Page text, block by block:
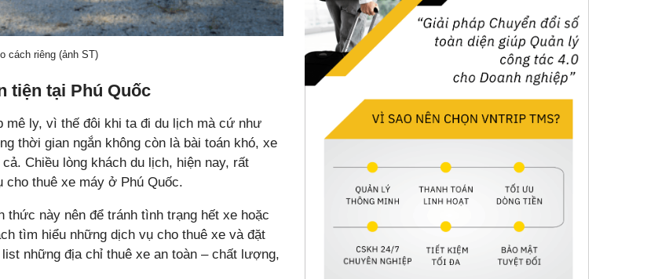
cách riêng (ảnh ST)
tiện tại Phú Quốc
mê ly, vì thế đôi khi ta đi du lịch mà cứ như
thời gian ngắn không còn là bài toán khó, xe
Chiều lòng khách du lịch, hiện nay, rất
cho thuê xe máy ở Phú Quốc.
này nên để tránh tình trạng hết xe hoặc
tìm hiểu những dịch vụ cho thuê xe và đặt
những địa chỉ thuê xe an toàn – chất lượng,